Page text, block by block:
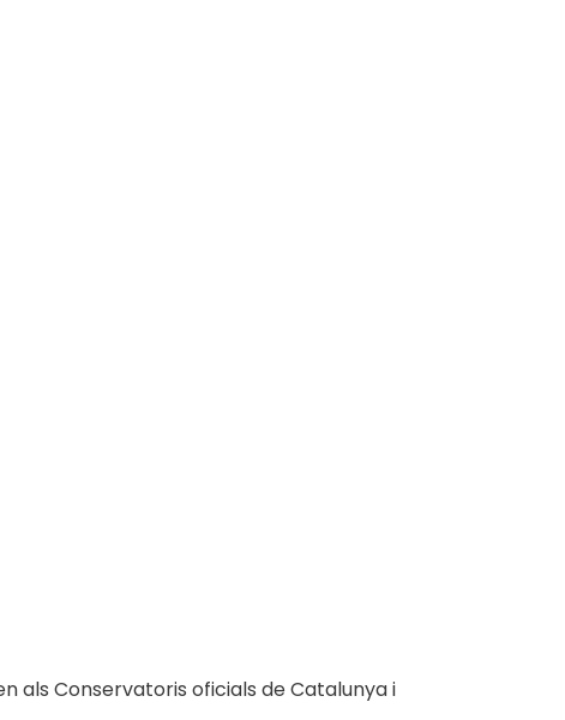
als Conservatoris oficials de Catalunya i